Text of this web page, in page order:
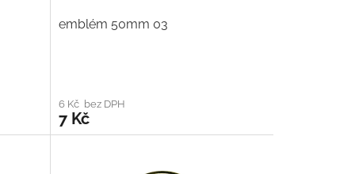
emblém 50mm 03
6 Kč bez DPH
7 Kč